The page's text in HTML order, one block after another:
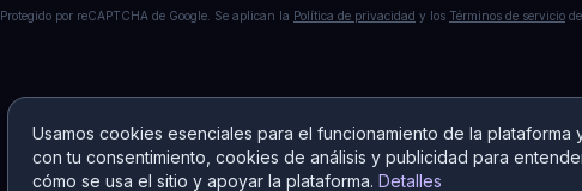
Usamos cookies esenciales para el funcionamiento de la plataforma
con tu consentimiento, cookies de análisis y publicidad para
cómo se usa el sitio y apoyar la plataforma. Detalles
Protegido por reCAPTCHA de Google. Se aplican la Política de privacidad y los Términos de servicio